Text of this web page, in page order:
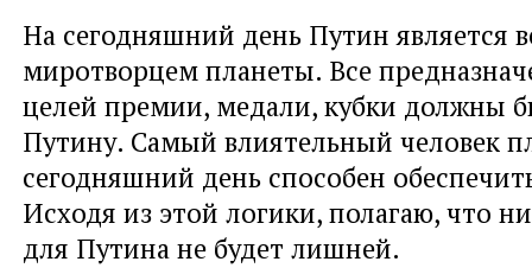
На сегодняшний день Путин является
миротворцем планеты. Все
целей премии, медали, кубки должны
Путину. Самый влиятельный человек
сегодняшний день способен
Исходя из этой логики, полагаю, что
для Путина не будет лишней.